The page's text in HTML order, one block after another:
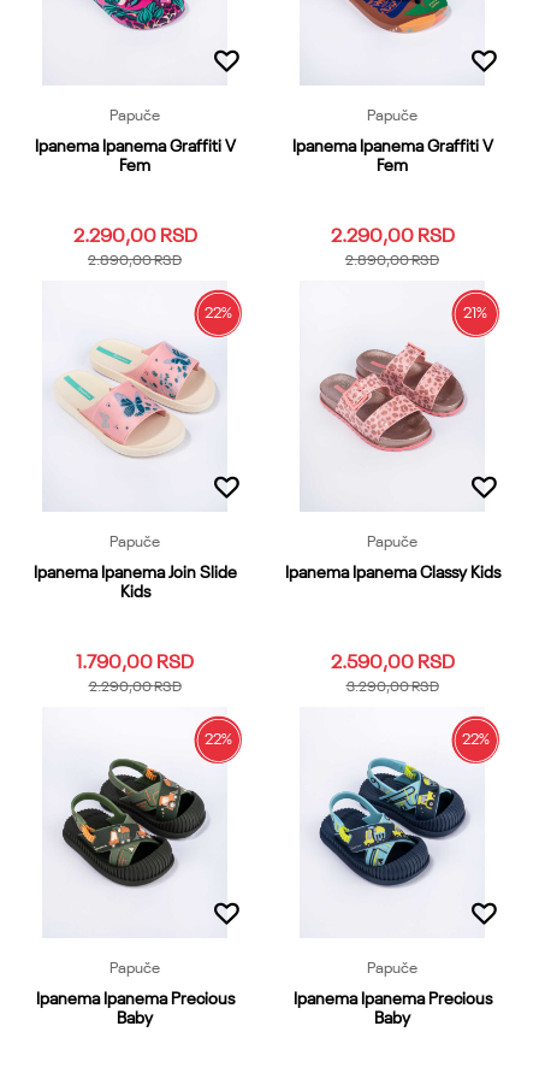
Papuče
Ipanema Ipanema Graffiti V
Fem
2.290,00 RSD
2.890,00RSD
40
41.42
Dodaj u korpu
Papuče
Ipanema Ipanema Graffiti V
Fem
2.290,00 RSD
2.890,00RSD
40
41.42
Dodaj u korpu
22%
Papuče
Ipanema Ipanema Join Slide
Kids
1.790,00RSD
2.290,00RSD
30
32 33.34
Dodaj u korpu
21%
Papuče
Ipanema Ipanema Classy Kids
2.590,00 RSD
3.290,00RSD
33
36 37
Dodaj u korpu
22%
Papuče
Ipanema Ipanema Precious
Baby
22%
Papuče
Ipanema Ipanema Precious
Baby